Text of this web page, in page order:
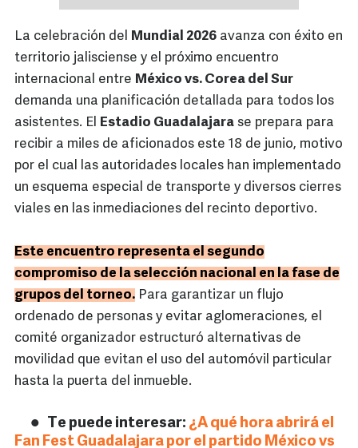
La celebración del Mundial 2026 avanza con éxito en
territorio jalisciense y el próximo encuentro
internacional entre México vs. Corea del Sur
demanda una planificación detallada para todos los
asistentes. El Estadio Guadalajara se prepara para
recibir a miles de aficionados este 18 de junio, motivo
por el cual las autoridades locales han implementado
un esquema especial de transporte y diversos cierres
viales en las inmediaciones del recinto deportivo.
Este encuentro representa el segundo
compromiso de la selección nacional en la fase de
grupos del torneo. Para garantizar un flujo
ordenado de personas y evitar aglomeraciones, el
comité organizador estructuró alternativas de
movilidad que evitan el uso del automóvil particular
hasta la puerta del inmueble.
Te puede interesar: ¿A qué hora abrirá el
Fan Fest Guadalajara por el partido México vs